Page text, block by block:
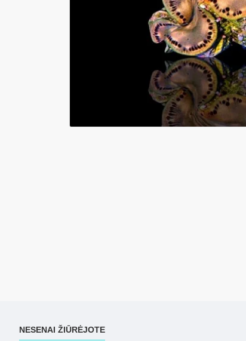
NESENAI ŽIŪRĖJOTE